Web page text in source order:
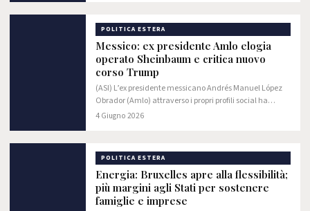
POLITICA ESTERA
Messico: ex presidente Amlo elogia
operato Sheinbaum e critica nuovo
corso Trump
(ASI) L’ex presidente messicano Andrés Manuel López
Obrador (Amlo) attraverso i propri profili social ha
chiesto al presidente Usa Donald Trump di invertire la
4 Giugno 2026
POLITICA ESTERA
Energia: Bruxelles apre alla flessibilità;
più margini agli Stati per sostenere
famiglie e imprese